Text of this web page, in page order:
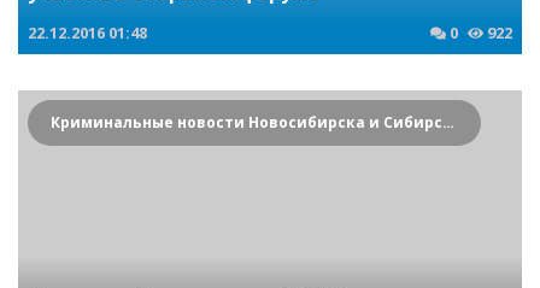
22.12.2016 01:48 0 922
Криминальные новости Новосибирска и Сибирского региона